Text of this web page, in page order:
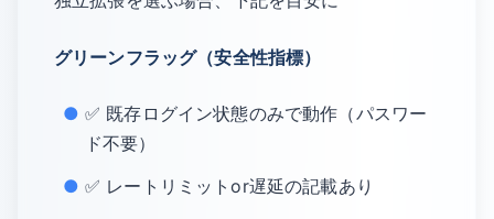
グリーンフラッグ（安全性指標）
✅ 既存ログイン状態のみで動作（パスワー
ド不要）
✅ レートリミットor遅延の記載あり